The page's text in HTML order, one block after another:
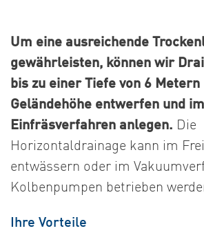
Um eine ausreichende
gewährleisten, können wir
bis zu einer Tiefe von 6
Geländehöhe entwerfen und im
Einfräsverfahren anlegen. Die
Horizontaldrainage kann im
entwässern oder im
Kolbenpumpen betrieben
Ihre Vorteile